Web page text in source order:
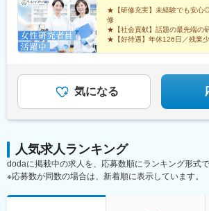
細は選考時にご案内いたします。【配属先
株式会社中外製薬工業株式会社株式会社明
日本化薬株式会社日東電工株式会社 豊橋事
式会社 大舘工場株式会社カネカ株式会社
都宮株式会社中外医科学研究所東邦チタニ
化学EMS株式会社株式会社エネコート 他
★【研修充実】未経験でも安心
修
★【社会貢献】話題の最先端の
★【好待遇】年休126日／残業少
気になる
人気求人ランキング
dodaに掲載中の求人を、応募数順にランキング形式で
※応募数が同数の場合は、新着順に表示しています。